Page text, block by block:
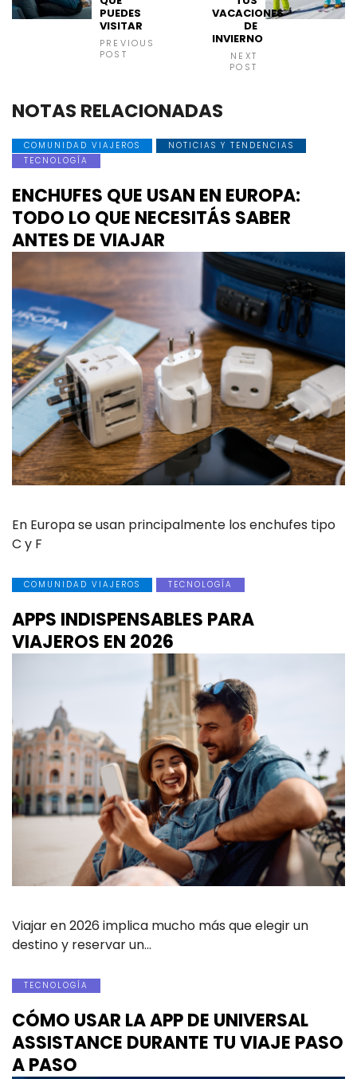
PUEDES
VISITAR
PREVIOUS
POST
VACACIONES
DE
INVIERNO
NEXT
POST
NOTAS RELACIONADAS
COMUNIDAD VIAJEROS
NOTICIAS Y TENDENCIAS
TECNOLOGÍA
ENCHUFES QUE USAN EN EUROPA:
TODO LO QUE NECESITÁS SABER
ANTES DE VIAJAR
En Europa se usan principalmente los enchufes tipo
C y F
COMUNIDAD VIAJEROS TECNOLOGÍA
APPS INDISPENSABLES PARA
VIAJEROS EN 2026
Viajar en 2026 implica mucho más que elegir un
destino y reservar un…
TECNOLOGÍA
CÓMO USAR LA APP DE UNIVERSAL
ASSISTANCE DURANTE TU VIAJE PASO
A PASO